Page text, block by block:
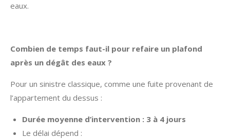
eaux.
Combien de temps faut-il pour refaire un plafond
après un dégât des eaux ?
Pour un sinistre classique, comme une fuite provenant de
l’appartement du dessus :
Durée moyenne d’intervention : 3 à 4 jours
Le délai dépend :